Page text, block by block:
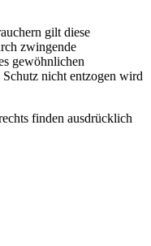
gilt diese
zwingende
gewöhnlichen
nicht entzogen wird
finden ausdrücklich